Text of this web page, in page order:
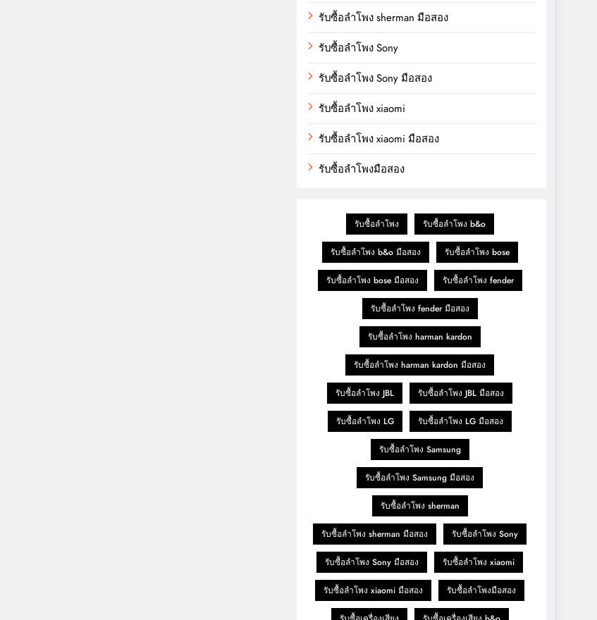
รับซื้อลำโพง sherman มือสอง
รับซื้อลำโพง Sony
รับซื้อลำโพง Sony มือสอง
รับซื้อลำโพง xiaomi
รับซื้อลำโพง xiaomi มือสอง
รับซื้อลำโพงมือสอง
รับซื้อลำโพง รับซื้อลำโพง b&o
รับซื้อลำโพง b&o มือสอง รับซื้อลำโพง bose
รับซื้อลำโพง bose มือสอง รับซื้อลำโพง fender
รับซื้อลำโพง fender มือสอง
รับซื้อลำโพง harman kardon
รับซื้อลำโพง harman kardon มือสอง
รับซื้อลำโพง JBL รับซื้อลำโพง JBL มือสอง
รับซื้อลำโพง LG รับซื้อลำโพง LG มือสอง
รับซื้อลำโพง Samsung
รับซื้อลำโพง Samsung มือสอง
รับซื้อลำโพง sherman
รับซื้อลำโพง sherman มือสอง รับซื้อลำโพง Sony
รับซื้อลำโพง Sony มือสอง รับซื้อลำโพง xiaomi
รับซื้อลำโพง xiaomi มือสอง รับซื้อลำโพงมือสอง